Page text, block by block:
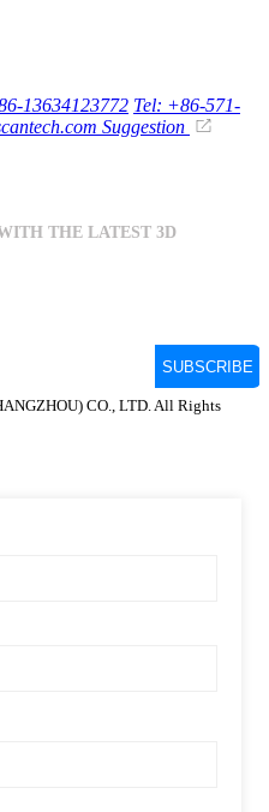
13634123772 Tel: +86-571-
Suggestion
CO., LTD. All Rights